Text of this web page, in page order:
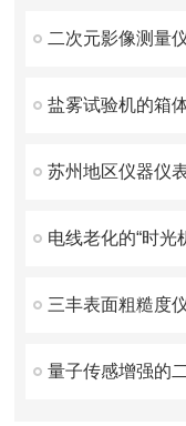
二次元影像测量
盐雾试验机的箱
苏州地区仪器仪
三丰表面粗糙度